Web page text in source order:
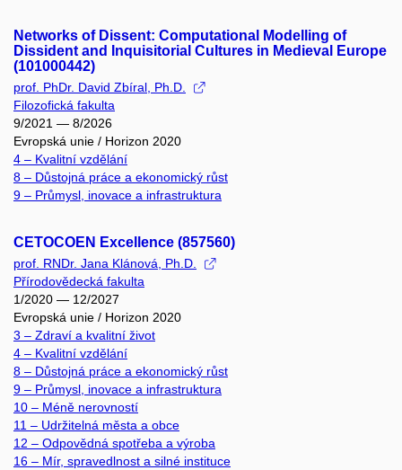
Networks of Dissent: Computational Modelling of
Dissident and Inquisitorial Cultures in Medieval Europe
(101000442)
prof. PhDr. David Zbíral, Ph.D.
Filozofická fakulta
9/2021 — 8/2026
Evropská unie / Horizon 2020
4 – Kvalitní vzdělání
8 – Důstojná práce a ekonomický růst
9 – Průmysl, inovace a infrastruktura
CETOCOEN Excellence (857560)
prof. RNDr. Jana Klánová, Ph.D.
Přírodovědecká fakulta
1/2020 — 12/2027
Evropská unie / Horizon 2020
3 – Zdraví a kvalitní život
4 – Kvalitní vzdělání
8 – Důstojná práce a ekonomický růst
9 – Průmysl, inovace a infrastruktura
10 – Méně nerovností
11 – Udržitelná města a obce
12 – Odpovědná spotřeba a výroba
16 – Mír, spravedlnost a silné instituce